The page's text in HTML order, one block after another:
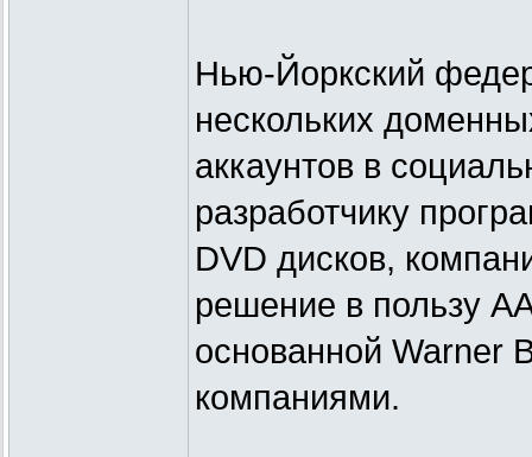
Нью-Йоркский
нескольких
аккаунтов в
разработчику
DVD дисков,
решение в пользу
основанной Warner
компаниями.